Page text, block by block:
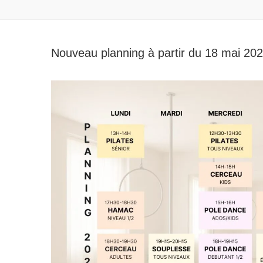
Nouveau planning à partir du 18 mai